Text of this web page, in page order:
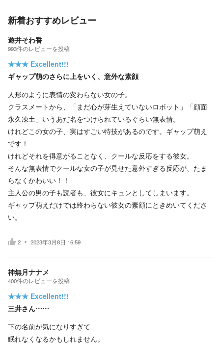
新着おすすめレビュー
遊井そわ香
993件のレビューを投稿
★★★ Excellent!!!
ギャップ萌のさらに上をいく、意外な素顔
人形のように表情の変わらない女の子。
クラスメートから、「まだ心が芽生えていないロボット」「顔面
永久凍土」いうあだ名をつけられているぐらい無表情。
けれどこの女の子、実はすごい特技があるのです。ギャップ萌え
です！
けれどそれを得意がることなく、クールな反応をする彼女。
そんな無表情でクールな女の子が見せた意外すぎる反応が、たま
らなくかわいい！！
主人公の男の子も読者も、彼女にキュンとしてしまいます。
ギャップ萌えだけでは終わらない彼女の素顔にときめいてくださ
い。
2 2023年3月8日 16:59
神無月ナナメ
400件のレビューを投稿
★★★ Excellent!!!
三井さん……
下の名前が気になりすぎて
眠れなくなるかもしれません。